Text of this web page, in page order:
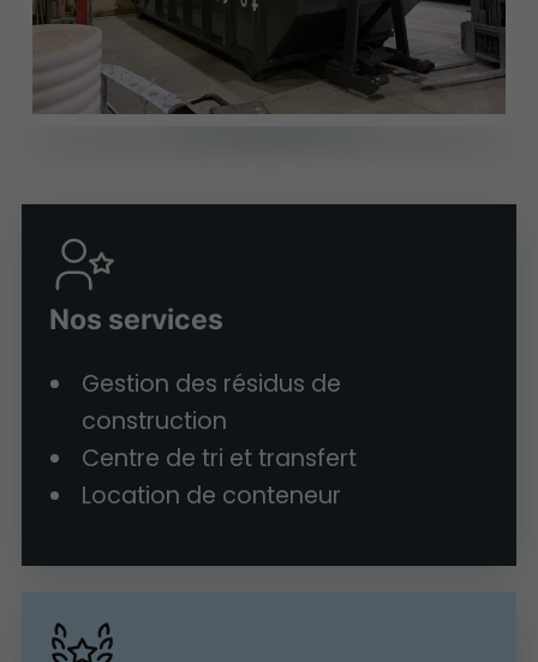
Nos services
Gestion des résidus de
construction
Centre de tri et transfert
Location de conteneur